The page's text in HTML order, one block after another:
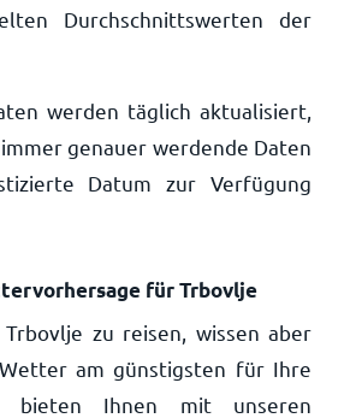
Durchschnittswerten der
werden täglich aktualisiert,
genauer werdende Daten
Datum zur Verfügung
für Trbovlje
zu reisen, wissen aber
am günstigsten für Ihre
bieten Ihnen mit unseren